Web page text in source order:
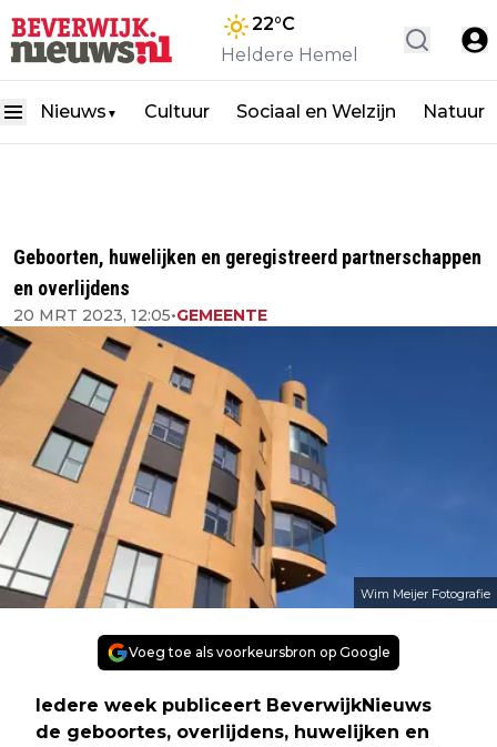
22°C
Heldere Hemel
Nieuws ▼ Cultuur Sociaal en Welzijn Natuur
Geboorten, huwelijken en geregistreerd partnerschappen
en overlijdens
20 MRT 2023, 12:05•GEMEENTE
Wim Meijer Fotografie
Voeg toe als voorkeursbron op Google
Iedere week publiceert BeverwijkNieuws
de geboortes, overlijdens, huwelijken en